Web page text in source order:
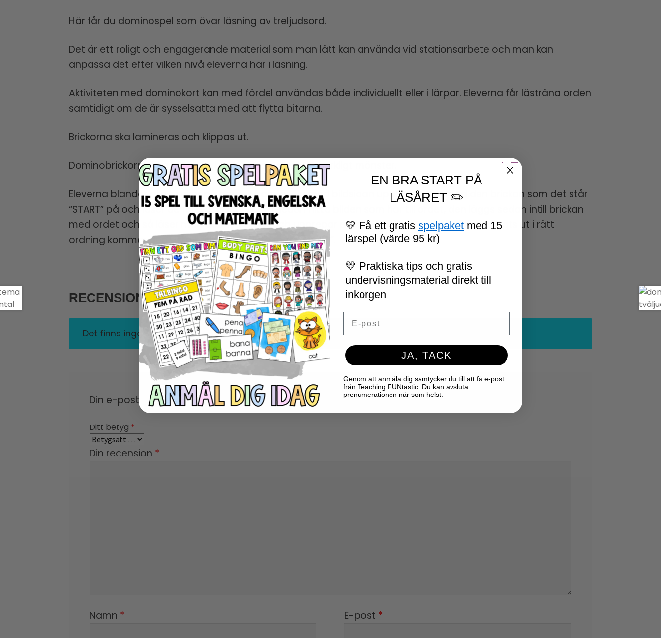
Här får du dominospel som övar läsning av treljudsord.
Det är ett roligt och engagerande material som man lätt kan använda vid stationsarbete och man kan
anpassa det efter vilken nivå eleverna har i läsning.
Aktiviteten med dominokort kan med fördel användas både individuellt eller i lärpar. Eleverna får lästräna orden
samtidigt om de är sysselsatta med att flytta bitarna.
Brickorna ska lamineras och klippas ut.
Dominobrickorna kan placeras i en lång rad eller i ett snirkligt mönster.
Eleverna blandar alla brickor på bordet framför sig med bildsidan upp. De börjar med den brickan som det står
“START” på och läser de första ordet. De ska sedan hitta bilden som hör till ordet, den läggs sedan intill brickan
med ordet och så läser man det nya ordet och upprepar proceduren. Om alla bitarna har lagts ut i rätt
ordning kommer den sista brickan att sluta med “STOPP”.
RECENSIONER
Det finns inga recensioner än.
Din e-postadress kommer inte publiceras.Obligatoriska fält är märkta*
Ditt betyg *
Din recension *
Namn * E-post *
EN BRA START PÅ
LÄSÅRET ✏️
💛 Få ett gratis spelpaket med 15
lärspel (värde 95 kr)
💛 Praktiska tips och gratis
undervisningsmaterial direkt till
inkorgen
JA, TACK
Genom att anmäla dig samtycker du till att få e-post
från Teaching FUNtastic. Du kan avsluta
prenumerationen när som helst.